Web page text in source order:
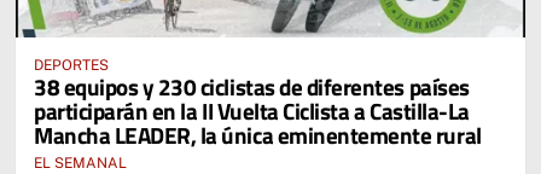
DEPORTES
38 equipos y 230 ciclistas de diferentes países
participarán en la II Vuelta Ciclista a Castilla-La
Mancha LEADER, la única eminentemente rural
EL SEMANAL